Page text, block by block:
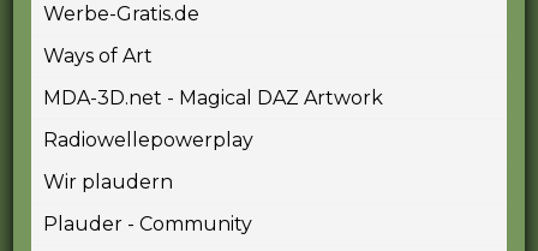
Werbe-Gratis.de
Ways of Art
MDA-3D.net - Magical DAZ Artwork
Radiowellepowerplay
Wir plaudern
Plauder - Community